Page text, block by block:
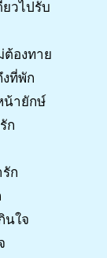
ยวไปรับ
ต้องทาย
ที่พัก
น้ายักษ์
ก
ก
นใจ